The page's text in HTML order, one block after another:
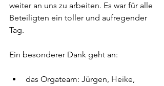
weiter an uns zu arbeiten. Es war für alle
Beteiligten ein toller und aufregender
Tag.
Ein besonderer Dank geht an:
das Orgateam: Jürgen, Heike,